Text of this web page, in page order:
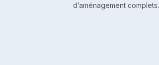
d’aménagement complets.